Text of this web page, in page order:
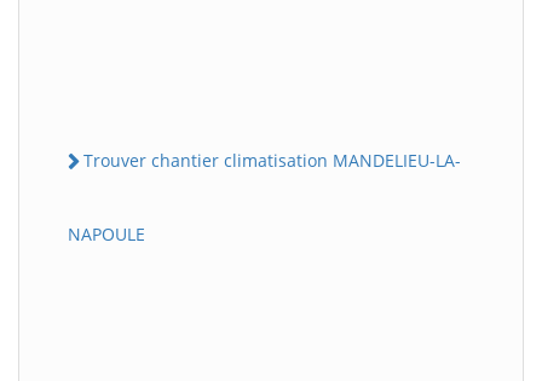
Trouver chantier climatisation MANDELIEU-LA-
NAPOULE